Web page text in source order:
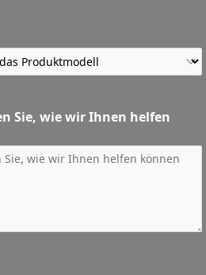
Sie, wie wir Ihnen helfen